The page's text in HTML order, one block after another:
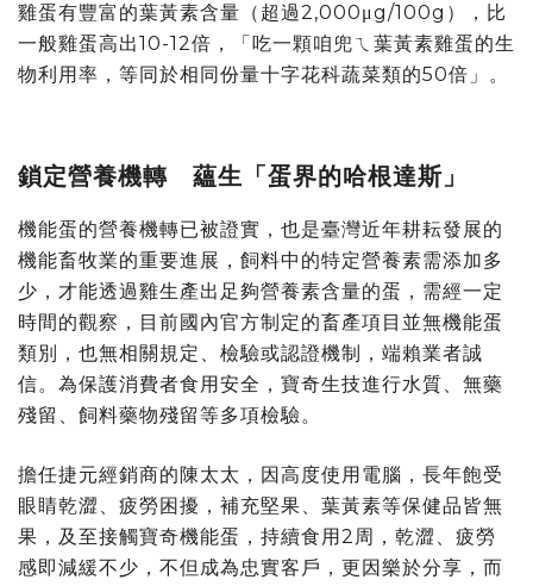
雞蛋有豐富的葉黃素含量（超過2,000μg/100g），比
一般雞蛋高出10-12倍，「吃一顆咱兜ㄟ葉黃素雞蛋的生
物利用率，等同於相同份量十字花科蔬菜類的50倍」。
鎖定營養機轉 蘊生「蛋界的哈根達斯」
機能蛋的營養機轉已被證實，也是臺灣近年耕耘發展的
機能畜牧業的重要進展，飼料中的特定營養素需添加多
少，才能透過雞生產出足夠營養素含量的蛋，需經一定
時間的觀察，目前國內官方制定的畜產項目並無機能蛋
類別，也無相關規定、檢驗或認證機制，端賴業者誠
信。為保護消費者食用安全，寶奇生技進行水質、無藥
殘留、飼料藥物殘留等多項檢驗。
擔任捷元經銷商的陳太太，因高度使用電腦，長年飽受
眼睛乾澀、疲勞困擾，補充堅果、葉黃素等保健品皆無
果，及至接觸寶奇機能蛋，持續食用2周，乾澀、疲勞
感即減緩不少，不但成為忠實客戶，更因樂於分享，而